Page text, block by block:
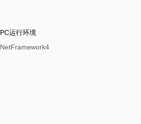
PC运行环境
NetFramework4